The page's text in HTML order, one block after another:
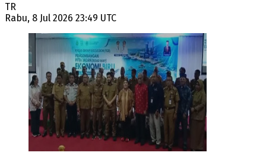
TR
Rabu, 8 Jul 2026 23:49 UTC